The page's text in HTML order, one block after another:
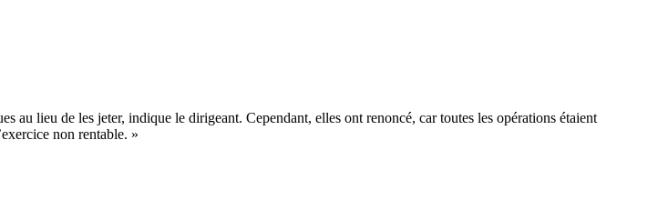
au lieu de les jeter, indique le dirigeant. Cependant, elles ont renoncé, car toutes les opérations étaient
non rentable. »